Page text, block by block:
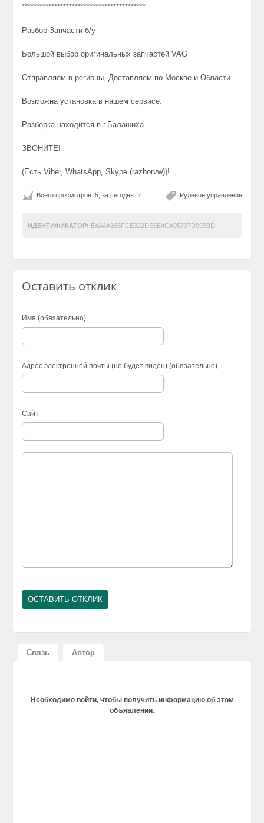
******************************************
Разбор Запчасти б/у
Большой выбор оригинальных запчастей VAG
Отправляем в регионы, Доставляем по Москве и Области.
Возможна установка в нашем сервисе.
Разборка находится в г.Балашиха.
ЗВОНИТЕ!
(Есть Viber, WhatsApp, Skype (razborvw))!
Рулевое управление
Всего просмотров: 5, за сегодня: 2
ИДЕНТИФИКАТОР: E4A4A166FCE322DE5E4CA05737D993BD
Оставить отклик
Имя (обязательно)
Адрес электронной почты (не будет виден) (обязательно)
Сайт
Связь Автор
Необходимо войти, чтобы получить информацию об этом
объявлении.